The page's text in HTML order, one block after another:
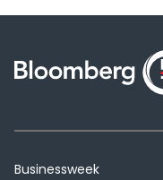
Businessweek